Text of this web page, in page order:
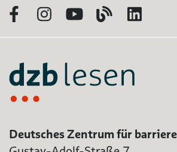
FacebookInstagram
YouTubeBlog
Deutsches Zentrum für